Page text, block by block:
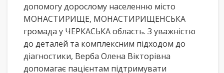
допомогу дорослому населенню місто
МОНАСТИРИЩЕ, МОНАСТИРИЩЕНСЬКА
громада у ЧЕРКАСЬКА область. З уважністю
до деталей та комплексним підходом до
діагностики, Верба Олена Вікторівна
допомагає пацієнтам підтримувати